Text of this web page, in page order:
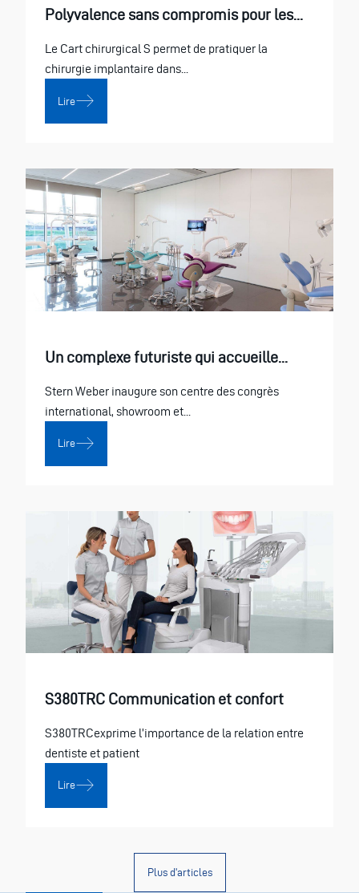
Polyvalence sans compromis pour les...
Le Cart chirurgical S permet de pratiquer la
chirurgie implantaire dans...
Lire
Un complexe futuriste qui accueille...
Stern Weber inaugure son centre des congrès
international, showroom et...
Lire
S380TRC Communication et confort
S380TRCexprime l’importance de la relation entre
dentiste et patient
Lire
Plus d'articles